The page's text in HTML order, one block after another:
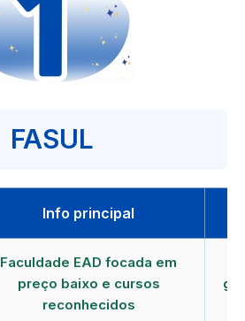
FASUL
Info principal
Faculdade EAD focada em
preço baixo e cursos
reconhecidos